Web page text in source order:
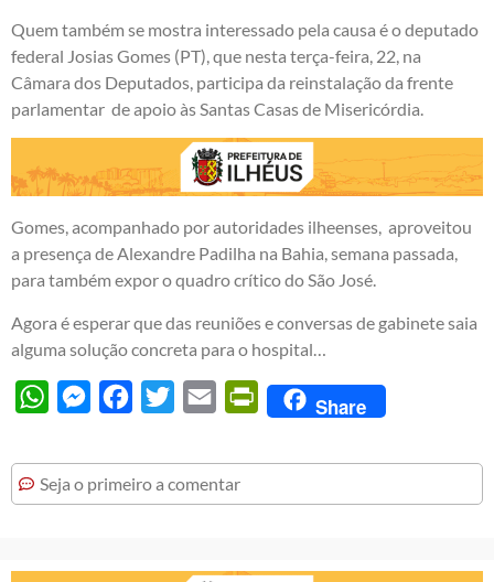
Quem também se mostra interessado pela causa é o deputado
federal Josias Gomes (PT), que nesta terça-feira, 22, na
Câmara dos Deputados, participa da reinstalação da frente
parlamentar de apoio às Santas Casas de Misericórdia.
Gomes, acompanhado por autoridades ilheenses, aproveitou
a presença de Alexandre Padilha na Bahia, semana passada,
para também expor o quadro crítico do São José.
Agora é esperar que das reuniões e conversas de gabinete saia
alguma solução concreta para o hospital…
WhatsAppMessengerFacebook
Twitter Email PrintFriendly
Share
Seja o primeiro a comentar